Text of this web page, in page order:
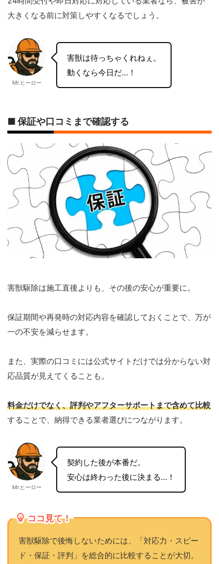
大きくなる前に対策しやすくなるでしょう。
Mr.ヒーロー
害獣は待っちゃくれねぇ。
動くなら今日だ…！
■ 保証や口コミまで確認する
害獣駆除は施工直後よりも、その後の安心が重要に。
保証期間や再発時の対応内容を確認しておくことで、万が
一の不安を減らせます。
また、実際の口コミには公式サイトだけでは分からない対
応品質が見えてくることも。
料金だけでなく、評判やアフターサポートまで含めて比較
することで、納得できる業者選びにつながります。
Mr.ヒーロー
契約した後が本番だ。
安心は終わった後に決まる…！
ココ見て！
害獣駆除で後悔しないためには、「対応力・スピー
ド・保証・評判」を総合的に比較することが大切。